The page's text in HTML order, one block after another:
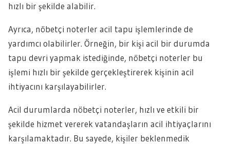
hızlı bir şekilde alabilir.
Ayrıca, nöbetçi noterler acil tapu işlemlerinde de
yardımcı olabilirler. Örneğin, bir kişi acil bir durumda
tapu devri yapmak istediğinde, nöbetçi noterler bu
işlemi hızlı bir şekilde gerçekleştirerek kişinin acil
ihtiyacını karşılayabilirler.
Acil durumlarda nöbetçi noterler, hızlı ve etkili bir
şekilde hizmet vererek vatandaşların acil ihtiyaçlarını
karşılamaktadır. Bu sayede, kişiler beklenmedik